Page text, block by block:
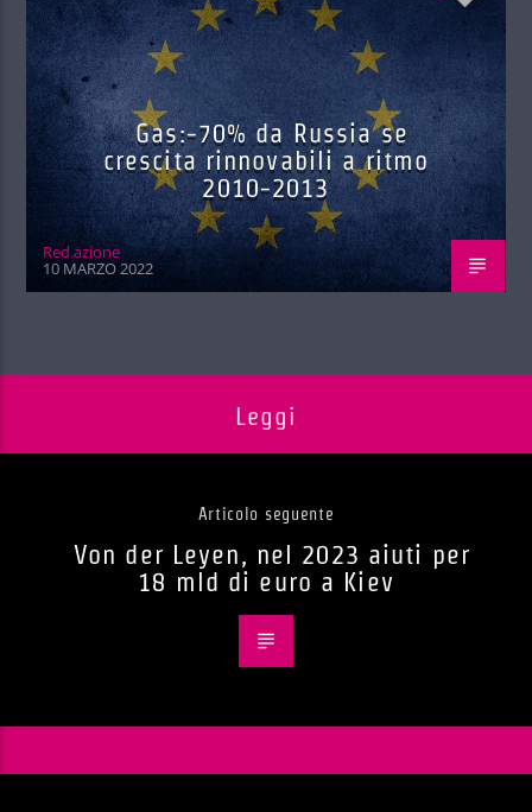
Gas:-70% da Russia se
crescita rinnovabili a ritmo
2010-2013
Red.azione
10 MARZO 2022
Leggi
Articolo seguente
Von der Leyen, nel 2023 aiuti per
18 mld di euro a Kiev